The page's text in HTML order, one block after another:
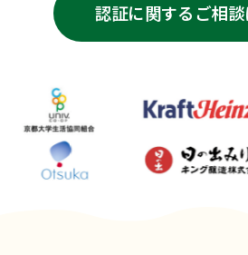
認証に関するご相